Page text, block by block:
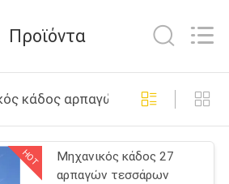
αρπαγών
38
Προϊόντα
κάδος αρπαγών
HOT
Μηχανικός κάδος 27
αρπαγών τεσσάρων